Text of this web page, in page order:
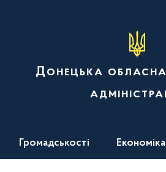
Донецька
Громадськості Економіка